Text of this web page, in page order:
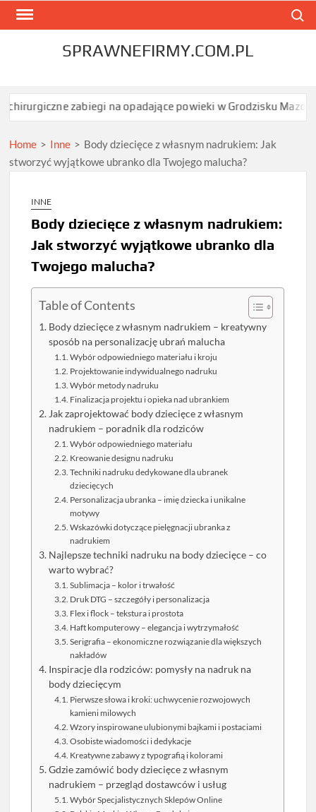
Skip
SPRAWNEFIRMY.COM.PL
na opadające powieki w Grodzisku Mazowieckim dają
Home > Inne > Body dziecięce z własnym nadrukiem: Jak
stworzyć wyjątkowe ubranko dla Twojego malucha?
INNE
Body dziecięce z własnym nadrukiem:
Jak stworzyć wyjątkowe ubranko dla
Twojego malucha?
Table of Contents
Body dziecięce z własnym nadrukiem – kreatywny
sposób na personalizację ubrań malucha
Wybór odpowiedniego materiału i kroju
Projektowanie indywidualnego nadruku
Wybór metody nadruku
Finalizacja projektu i opieka nad ubrankiem
Jak zaprojektować body dziecięce z własnym
nadrukiem – poradnik dla rodziców
Wybór odpowiedniego materiału
Kreowanie designu nadruku
Techniki nadruku dedykowane dla ubranek
dziecięcych
Personalizacja ubranka – imię dziecka i unikalne
motywy
Wskazówki dotyczące pielęgnacji ubranka z
nadrukiem
Najlepsze techniki nadruku na body dziecięce – co
warto wybrać?
Sublimacja – kolor i trwałość
Druk DTG – szczegóły i personalizacja
Flex i flock – tekstura i prostota
Haft komputerowy – elegancja i wytrzymałość
Serigrafia – ekonomiczne rozwiązanie dla większych
nakładów
Inspiracje dla rodziców: pomysły na nadruk na
body dziecięcym
Pierwsze słowa i kroki: uchwycenie rozwojowych
kamieni milowych
Wzory inspirowane ulubionymi bajkami i postaciami
Osobiste wiadomości i dedykacje
Kreatywne zabawy z typografią i kolorami
Gdzie zamówić body dziecięce z własnym
nadrukiem – przegląd dostawców i usług
Wybór Specjalistycznych Sklepów Online